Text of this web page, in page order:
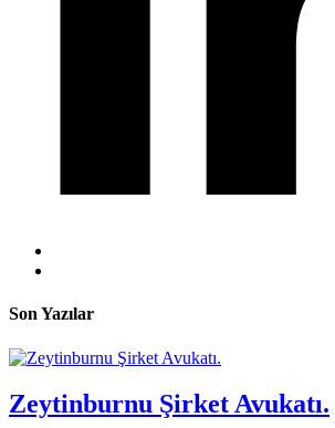
Son Yazılar
Zeytinburnu Şirket Avukatı.